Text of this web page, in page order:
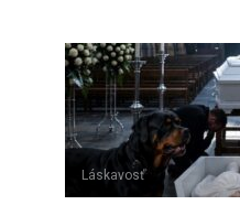
Láskavosť